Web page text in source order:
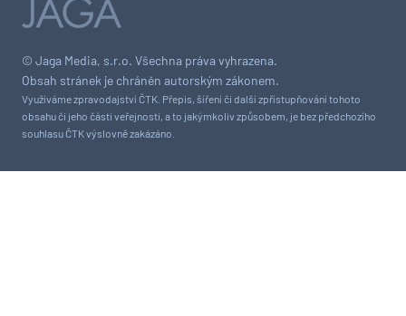
© Jaga Media, s.r.o. Všechna práva vyhrazena.
Obsah stránek je chráněn autorským zákonem.
Využíváme zpravodajství ČTK. Přepis, šíření či další zpřístupňování tohoto
obsahu či jeho části veřejnosti, a to jakýmkoliv způsobem, je bez předchozího
souhlasu ČTK výslovně zakázáno.